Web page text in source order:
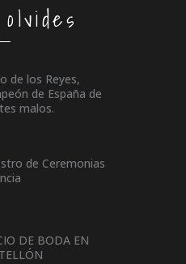
de los Reyes,
de España de
malos.
de Ceremonias
DE BODA EN